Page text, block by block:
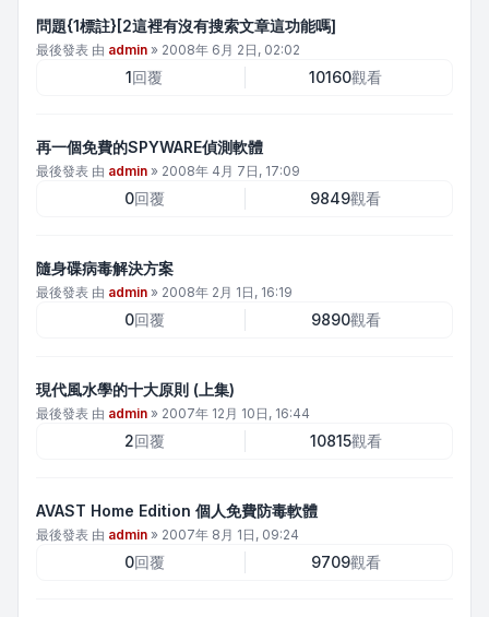
問題{1標註}[2這裡有沒有搜索文章這功能嗎]
最後發表 由 admin » 2008年 6月 2日, 02:02
1回覆 10160觀看
再一個免費的SPYWARE偵測軟體
最後發表 由 admin » 2008年 4月 7日, 17:09
0回覆 9849觀看
隨身碟病毒解決方案
最後發表 由 admin » 2008年 2月 1日, 16:19
0回覆 9890觀看
現代風水學的十大原則 (上集)
最後發表 由 admin » 2007年 12月 10日, 16:44
2回覆 10815觀看
AVAST Home Edition 個人免費防毒軟體
最後發表 由 admin » 2007年 8月 1日, 09:24
0回覆 9709觀看